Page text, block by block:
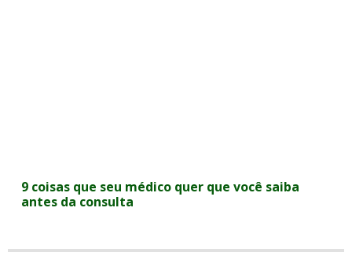
9 coisas que seu médico quer que você saiba
antes da consulta